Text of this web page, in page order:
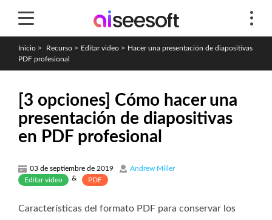
Inicio > Recurso > Editar video > Hacer una presentación de diapositivas
PDF profesional
[3 opciones] Cómo hacer una
presentación de diapositivas
en PDF profesional
03 de septiembre de 2019
Andrew Miller
Editar video
& PDF
Características del formato PDF para conservar los